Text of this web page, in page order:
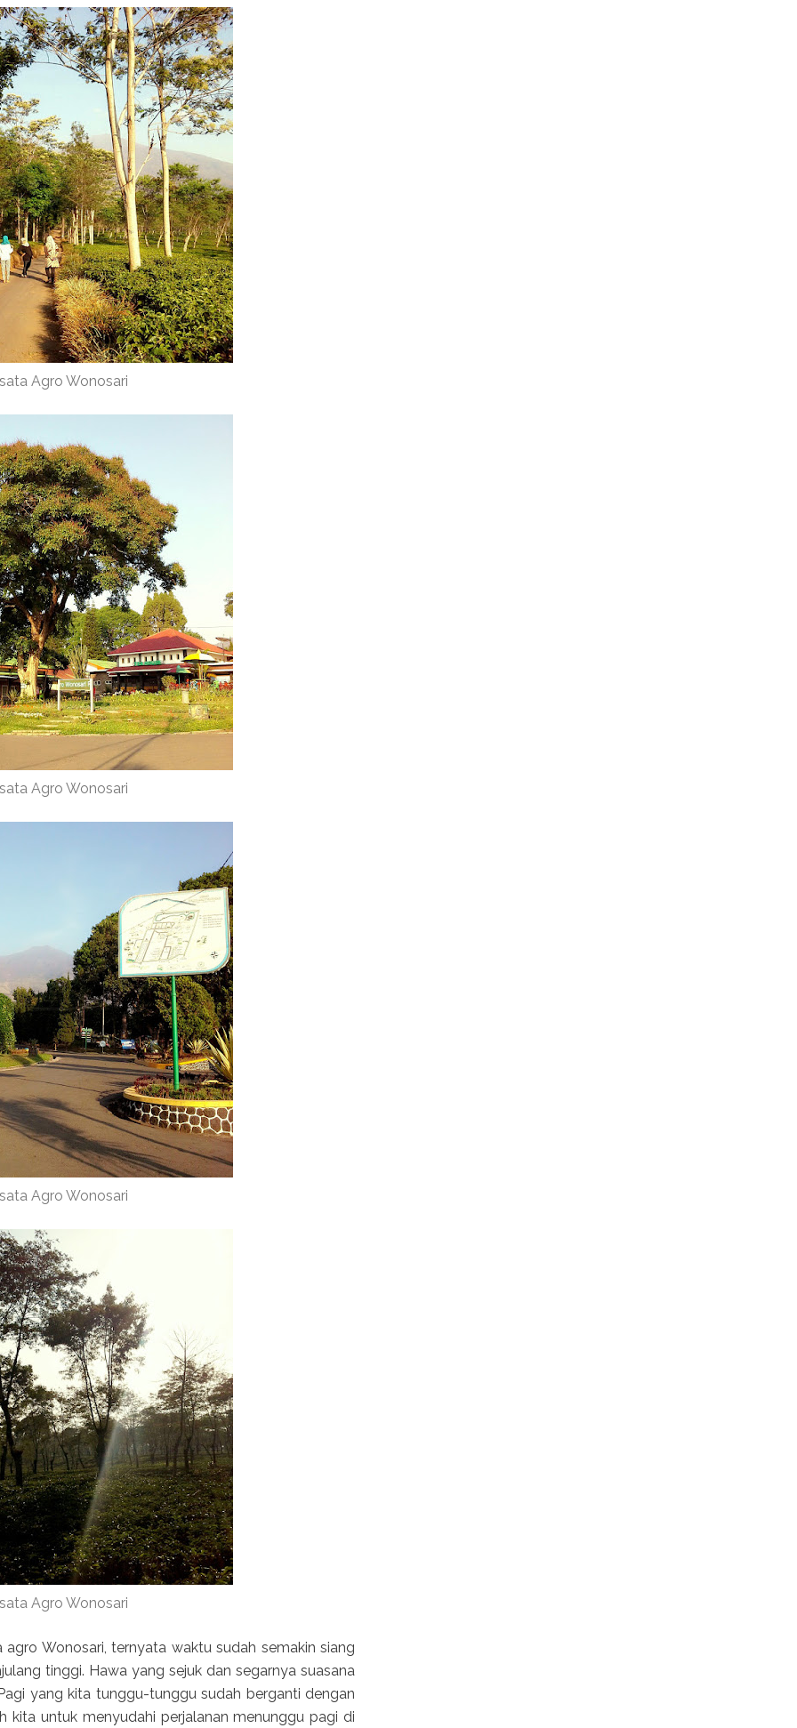
Agro Wonosari
Agro Wonosari
Agro Wonosari
Agro Wonosari
Wonosari, ternyata waktu sudah semakin siang
tinggi. Hawa yang sejuk dan segarnya suasana
yang kita tunggu-tunggu sudah berganti dengan
kita untuk menyudahi perjalanan menunggu pagi di